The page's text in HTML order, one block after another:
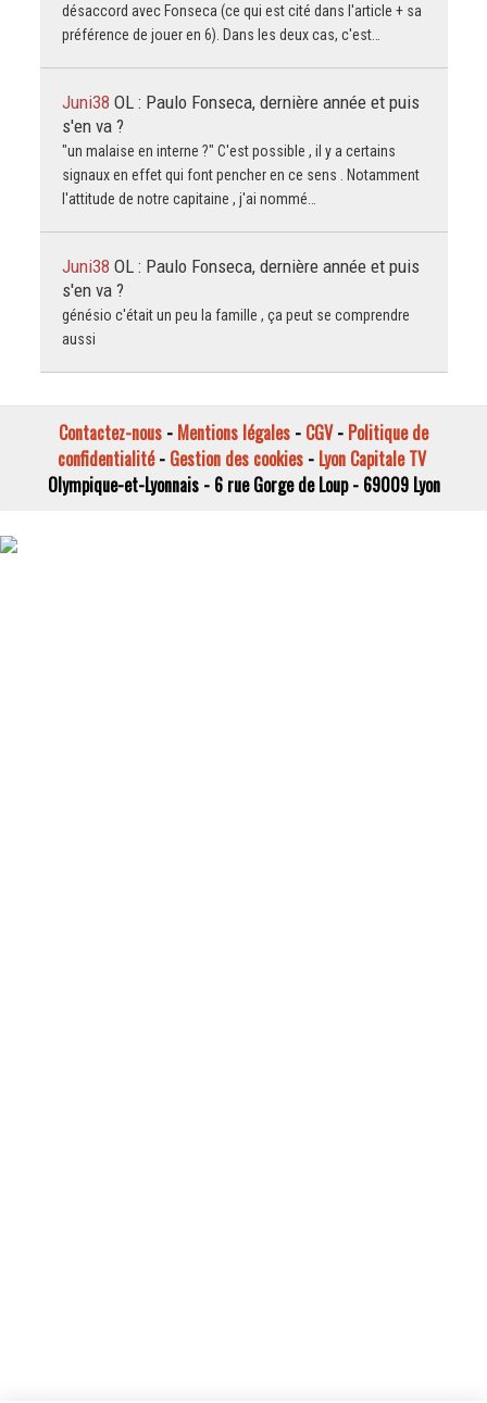
désaccord avec Fonseca (ce qui est cité dans l'article + sa
préférence de jouer en 6). Dans les deux cas, c'est…
Juni38 OL : Paulo Fonseca, dernière année et puis
s'en va ?
"un malaise en interne ?" C'est possible , il y a certains
signaux en effet qui font pencher en ce sens . Notamment
l'attitude de notre capitaine , j'ai nommé…
Juni38 OL : Paulo Fonseca, dernière année et puis
s'en va ?
génésio c'était un peu la famille , ça peut se comprendre
aussi
Contactez-nous - Mentions légales - CGV- Politique de
confidentialité- Gestion des cookies- Lyon Capitale TV
Olympique-et-Lyonnais - 6 rue Gorge de Loup - 69009 Lyon